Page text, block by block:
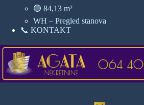
🟢 84,13 m²
WH – Pregled stanova
📞 KONTAKT